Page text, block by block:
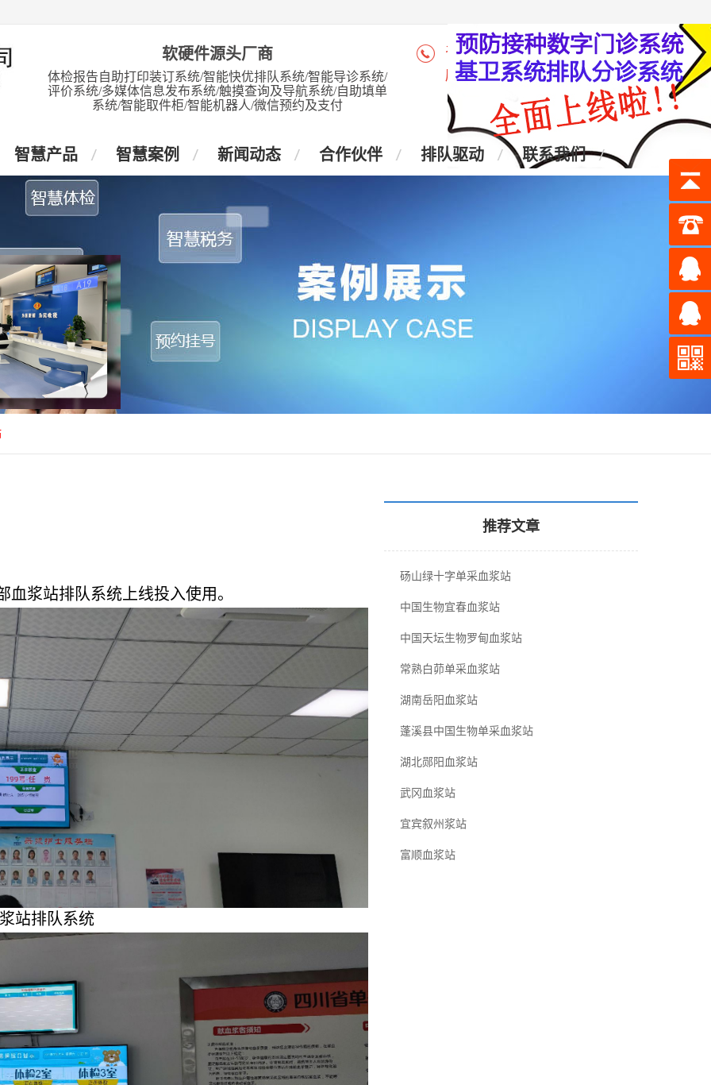
软硬件源头厂商
体检报告自助打印装订系统/智能快优排队系统/智能导诊系统/
评价系统/多媒体信息发布系统/触摸查询及导航系统/自助填单
系统/智能取件柜/智能机器人/微信预约及支付
咨询热线：4006-028-965
座 机：028-87438905
智慧产品 智慧案例 新闻动态 合作伙伴 排队驱动 联系我们
血浆站排队系统上线投入使用。
站排队系统
推荐文章
砀山绿十字单采血浆站
中国生物宜春血浆站
中国天坛生物罗甸血浆站
常熟白茆单采血浆站
湖南岳阳血浆站
蓬溪县中国生物单采血浆站
湖北郧阳血浆站
武冈血浆站
宜宾叙州浆站
富顺血浆站